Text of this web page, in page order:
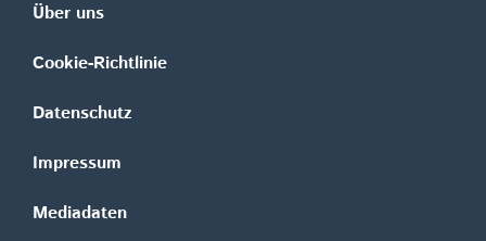
Über uns
Cookie-Richtlinie
Datenschutz
Impressum
Mediadaten